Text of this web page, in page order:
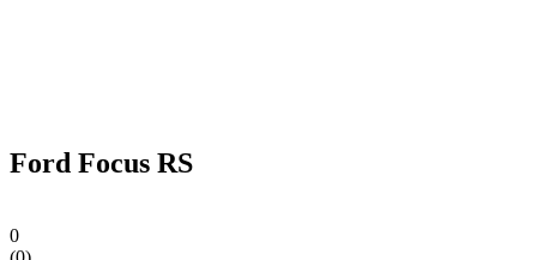
Ford Focus RS
0